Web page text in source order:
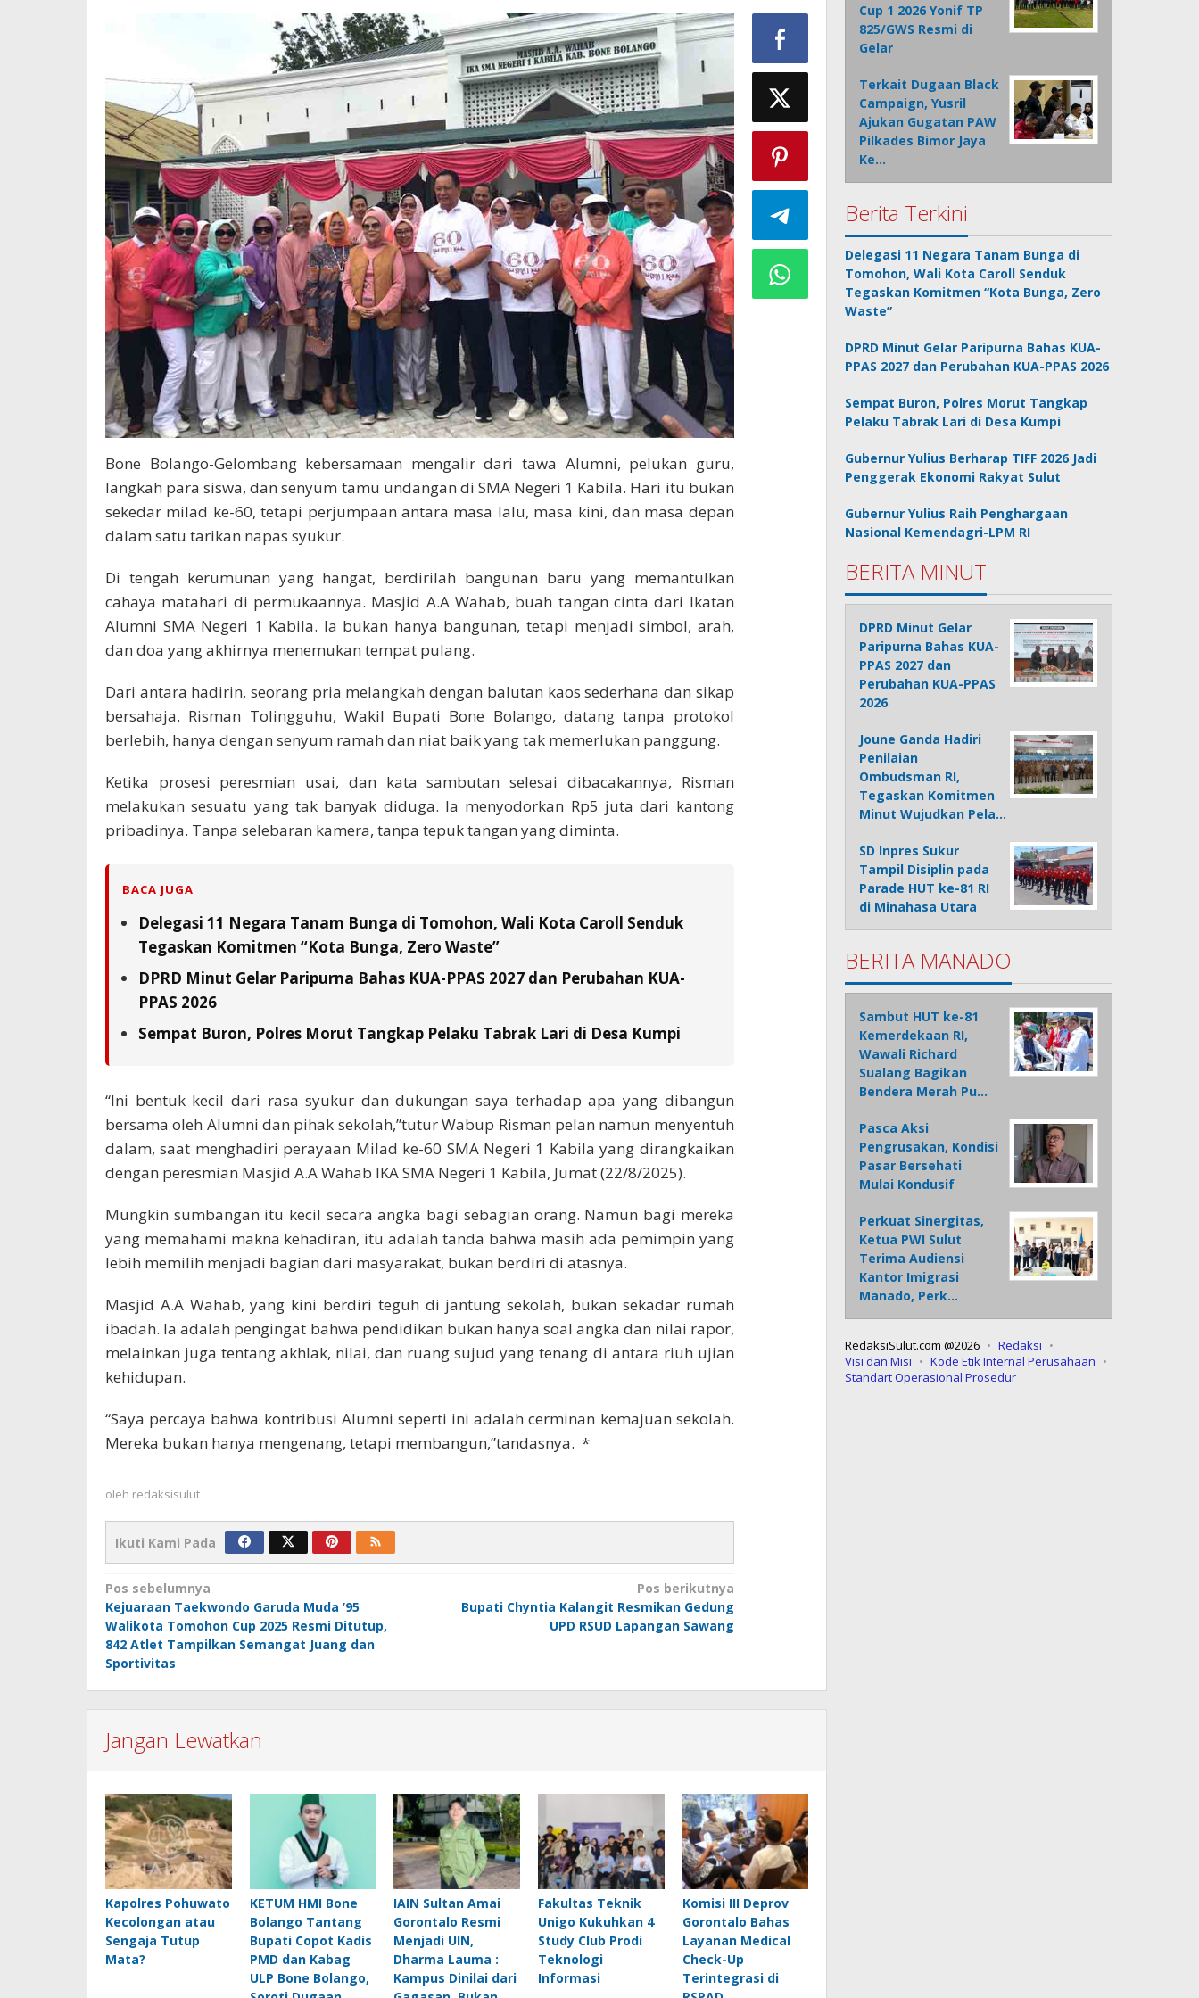
dan
Rapor,
Tetapi
Tentang
Akhlak
Bone Bolango-Gelombang kebersamaan mengalir dari tawa Alumni, pelukan guru,
langkah para siswa, dan senyum tamu undangan di SMA Negeri 1 Kabila. Hari itu bukan
sekedar milad ke-60, tetapi perjumpaan antara masa lalu, masa kini, dan masa depan
dalam satu tarikan napas syukur.
Di tengah kerumunan yang hangat, berdirilah bangunan baru yang memantulkan
cahaya matahari di permukaannya. Masjid A.A Wahab, buah tangan cinta dari Ikatan
Alumni SMA Negeri 1 Kabila. Ia bukan hanya bangunan, tetapi menjadi simbol, arah,
dan doa yang akhirnya menemukan tempat pulang.
Dari antara hadirin, seorang pria melangkah dengan balutan kaos sederhana dan sikap
bersahaja. Risman Tolingguhu, Wakil Bupati Bone Bolango, datang tanpa protokol
berlebih, hanya dengan senyum ramah dan niat baik yang tak memerlukan panggung.
Ketika prosesi peresmian usai, dan kata sambutan selesai dibacakannya, Risman
melakukan sesuatu yang tak banyak diduga. Ia menyodorkan Rp5 juta dari kantong
pribadinya. Tanpa selebaran kamera, tanpa tepuk tangan yang diminta.
BACA JUGA
Delegasi 11 Negara Tanam Bunga di Tomohon, Wali Kota Caroll Senduk
Tegaskan Komitmen “Kota Bunga, Zero Waste”
DPRD Minut Gelar Paripurna Bahas KUA-PPAS 2027 dan Perubahan KUA-
PPAS 2026
Sempat Buron, Polres Morut Tangkap Pelaku Tabrak Lari di Desa Kumpi
“Ini bentuk kecil dari rasa syukur dan dukungan saya terhadap apa yang dibangun
bersama oleh Alumni dan pihak sekolah,”tutur Wabup Risman pelan namun menyentuh
dalam, saat menghadiri perayaan Milad ke-60 SMA Negeri 1 Kabila yang dirangkaikan
dengan peresmian Masjid A.A Wahab IKA SMA Negeri 1 Kabila, Jumat (22/8/2025).
Mungkin sumbangan itu kecil secara angka bagi sebagian orang. Namun bagi mereka
yang memahami makna kehadiran, itu adalah tanda bahwa masih ada pemimpin yang
lebih memilih menjadi bagian dari masyarakat, bukan berdiri di atasnya.
Masjid A.A Wahab, yang kini berdiri teguh di jantung sekolah, bukan sekadar rumah
ibadah. Ia adalah pengingat bahwa pendidikan bukan hanya soal angka dan nilai rapor,
melainkan juga tentang akhlak, nilai, dan ruang sujud yang tenang di antara riuh ujian
kehidupan.
“Saya percaya bahwa kontribusi Alumni seperti ini adalah cerminan kemajuan sekolah.
Mereka bukan hanya mengenang, tetapi membangun,”tandasnya. *
oleh redaksisulut
Ikuti Kami Pada
Navigasi
pos
Pos sebelumnya
Kejuaraan Taekwondo Garuda Muda ’95
Walikota Tomohon Cup 2025 Resmi Ditutup,
842 Atlet Tampilkan Semangat Juang dan
Sportivitas
Pos berikutnya
Bupati Chyntia Kalangit Resmikan Gedung
UPD RSUD Lapangan Sawang
Jangan Lewatkan
Kapolres Pohuwato
Kecolongan atau
Sengaja Tutup
Mata?
KETUM HMI Bone
Bolango Tantang
Bupati Copot Kadis
PMD dan Kabag
ULP Bone Bolango,
IAIN Sultan Amai
Gorontalo Resmi
Menjadi UIN,
Dharma Lauma :
Kampus Dinilai dari
Fakultas Teknik
Unigo Kukuhkan 4
Study Club Prodi
Teknologi
Informasi
Komisi III Deprov
Gorontalo Bahas
Layanan Medical
Check-Up
Terintegrasi di
Cup 1 2026 Yonif TP
825/GWS Resmi di
Gelar
Terkait Dugaan Black
Campaign, Yusril
Ajukan Gugatan PAW
Pilkades Bimor Jaya
Ke…
Berita Terkini
Delegasi 11 Negara Tanam Bunga di
Tomohon, Wali Kota Caroll Senduk
Tegaskan Komitmen “Kota Bunga, Zero
Waste”
DPRD Minut Gelar Paripurna Bahas KUA-
PPAS 2027 dan Perubahan KUA-PPAS 2026
Sempat Buron, Polres Morut Tangkap
Pelaku Tabrak Lari di Desa Kumpi
Gubernur Yulius Berharap TIFF 2026 Jadi
Penggerak Ekonomi Rakyat Sulut
Gubernur Yulius Raih Penghargaan
Nasional Kemendagri-LPM RI
BERITA MINUT
DPRD Minut Gelar
Paripurna Bahas KUA-
PPAS 2027 dan
Perubahan KUA-PPAS
2026
Joune Ganda Hadiri
Penilaian
Ombudsman RI,
Tegaskan Komitmen
Minut Wujudkan Pela…
SD Inpres Sukur
Tampil Disiplin pada
Parade HUT ke-81 RI
di Minahasa Utara
BERITA MANADO
Sambut HUT ke-81
Kemerdekaan RI,
Wawali Richard
Sualang Bagikan
Bendera Merah Pu…
Pasca Aksi
Pengrusakan, Kondisi
Pasar Bersehati
Mulai Kondusif
Perkuat Sinergitas,
Ketua PWI Sulut
Terima Audiensi
Kantor Imigrasi
Manado, Perk…
RedaksiSulut.com @2026
Redaksi
Visi dan Misi
Kode Etik Internal Perusahaan
Standart Operasional Prosedur